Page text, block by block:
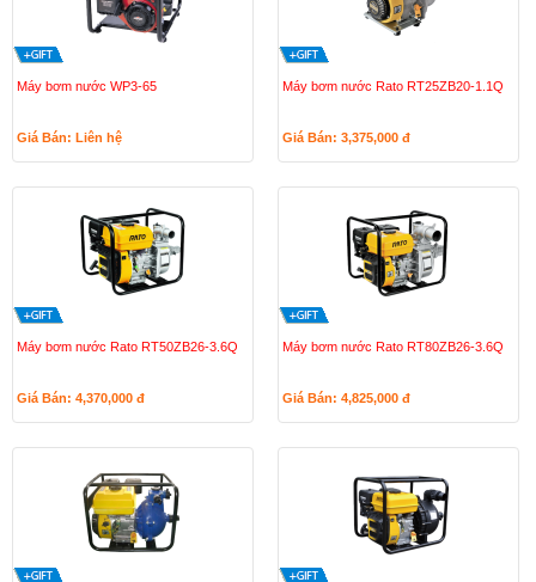
Máy bơm nước WP3-65
Giá Bán: Liên hệ
Máy bơm nước Rato RT25ZB20-1.1Q
Giá Bán: 3,375,000 đ
Máy bơm nước Rato RT50ZB26-3.6Q
Giá Bán: 4,370,000 đ
Máy bơm nước Rato RT80ZB26-3.6Q
Giá Bán: 4,825,000 đ